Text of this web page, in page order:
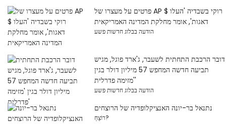
פרטים על מעצרו של AP $ רוקי בשבדיה 'העלו
דאגות', אומר מחלקת המדינה האמריקאית
הודעה בבלוג חדשות פשע
דובר הרכבת התחתית לשעבר, ג'ארד פוגל, מגיש
תביעה חדשה המחפש 57 מיליון דולר בגין
'מזימה פדרלית'
הודעה בבלוג חדשות פשע
נתנאל בר-יונה האנציקלופדיה של הרוצחים
רוֹצֵחַ?